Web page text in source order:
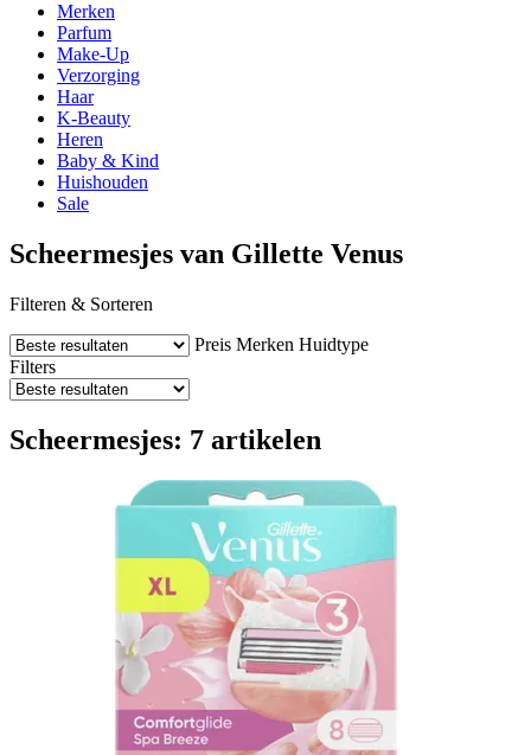
Merken
Parfum
Make-Up
Verzorging
Haar
K-Beauty
Heren
Baby & Kind
Huishouden
Sale
Scheermesjes van Gillette Venus
Filteren & Sorteren
Preis Merken Huidtype
Filters
Scheermesjes: 7 artikelen